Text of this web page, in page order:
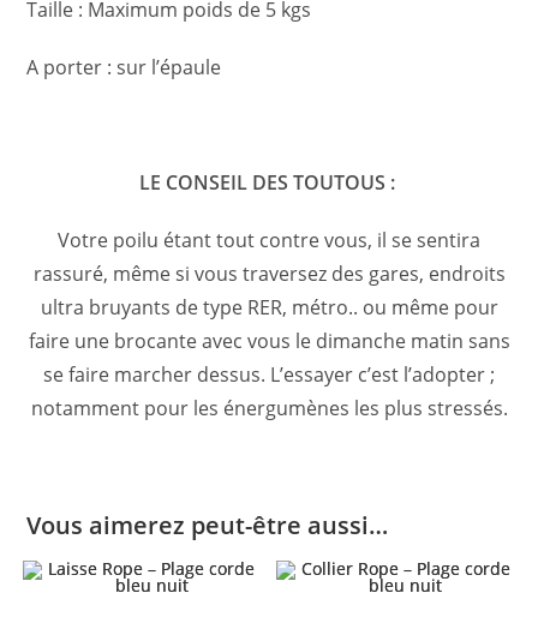
Taille : Maximum poids de 5 kgs
A porter : sur l’épaule
LE CONSEIL DES TOUTOUS :
Votre poilu étant tout contre vous, il se sentira
rassuré, même si vous traversez des gares, endroits
ultra bruyants de type RER, métro.. ou même pour
faire une brocante avec vous le dimanche matin sans
se faire marcher dessus. L’essayer c’est l’adopter ;
notamment pour les énergumènes les plus stressés.
Vous aimerez peut-être aussi…